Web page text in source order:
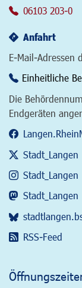
06103 203-0
Anfahrt
E-Mail-Adressen
Einheitliche
Die
Endgeräten
Stadt_Langen
Stadt_Langen
Stadt_Langen
RSS-Feed